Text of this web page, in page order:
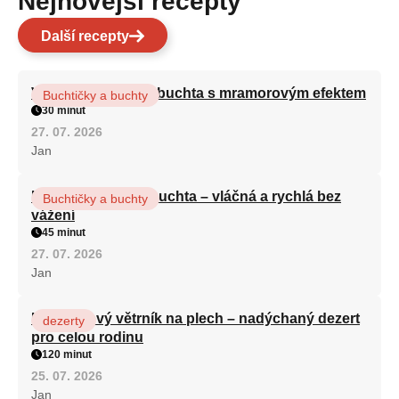
Další recepty
Vláčná olejová litá buchta s mramorovým efektem
Buchtičky a buchty
30 minut
27. 07. 2026
Jan
Hrnková maková buchta – vláčná a rychlá bez
vážení
Buchtičky a buchty
45 minut
27. 07. 2026
Jan
Karamelový větrník na plech – nadýchaný dezert
pro celou rodinu
dezerty
120 minut
25. 07. 2026
Jan